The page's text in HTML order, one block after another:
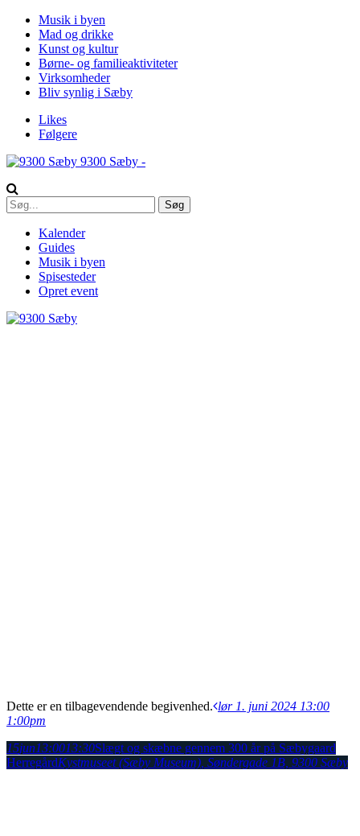
Musik i byen
Mad og drikke
Kunst og kultur
Børne- og familieaktiviteter
Virksomheder
Bliv synlig i Sæby
Likes
Følgere
9300 Sæby -
Kalender
Guides
Musik i byen
Spisesteder
Opret event
Dette er en tilbagevendende begivenhed. lør 1. juni 2024 13:00
1:00pm
15jun13:0013:30Slægt og skæbne gennem 300 år på Sæbygaard
HerregårdKystmuseet (Sæby Museum) , Søndergade 1B, 9300 Sæby